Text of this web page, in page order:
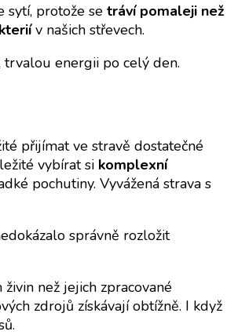
sytí, protože se tráví pomaleji než
v našich střevech.
trvalou energii po celý den.
přijímat ve stravě dostatečné
vybírat si komplexní
pochutiny. Vyvážená strava s
správně rozložit
než jejich zpracované
zdrojů získávají obtížně. I když